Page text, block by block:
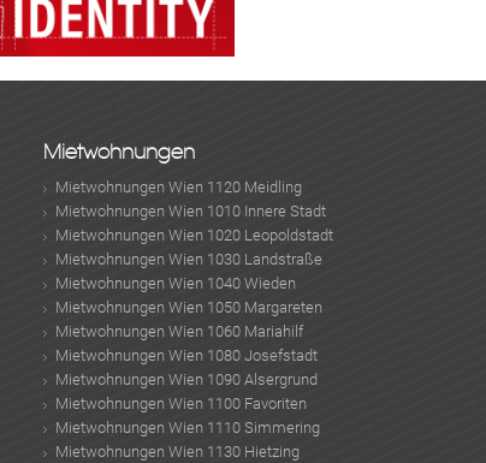
Mietwohnungen
Mietwohnungen Wien 1120 Meidling
Mietwohnungen Wien 1010 Innere Stadt
Mietwohnungen Wien 1020 Leopoldstadt
Mietwohnungen Wien 1030 Landstraße
Mietwohnungen Wien 1040 Wieden
Mietwohnungen Wien 1050 Margareten
Mietwohnungen Wien 1060 Mariahilf
Mietwohnungen Wien 1080 Josefstadt
Mietwohnungen Wien 1090 Alsergrund
Mietwohnungen Wien 1100 Favoriten
Mietwohnungen Wien 1110 Simmering
Mietwohnungen Wien 1130 Hietzing